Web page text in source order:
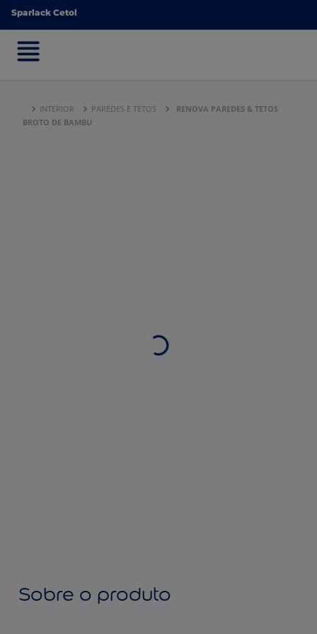
Sparlack Cetol
Sparlack Cetol
INTERIOR PAREDES E TETOS
RENOVA PAREDES & TETOS
BROTO DE BAMBU
Sobre o produto